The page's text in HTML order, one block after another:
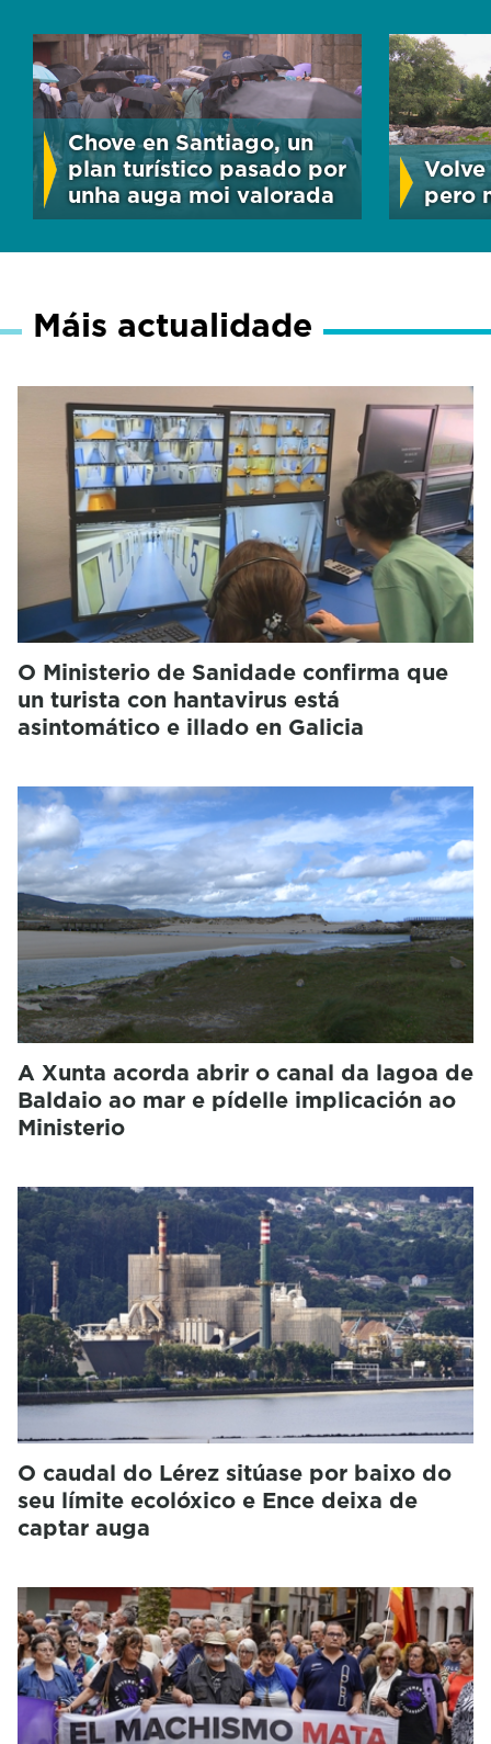
Chove en Santiago, un
plan turístico pasado por
unha auga moi valorada
pero
Máis actualidade
O Ministerio de Sanidade confirma que
un turista con hantavirus está
asintomático e illado en Galicia
A Xunta acorda abrir o canal da lagoa de
Baldaio ao mar e pídelle implicación ao
Ministerio
O caudal do Lérez sitúase por baixo do
seu límite ecolóxico e Ence deixa de
captar auga